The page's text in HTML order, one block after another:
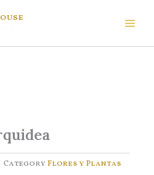
Category Flores y Plantas